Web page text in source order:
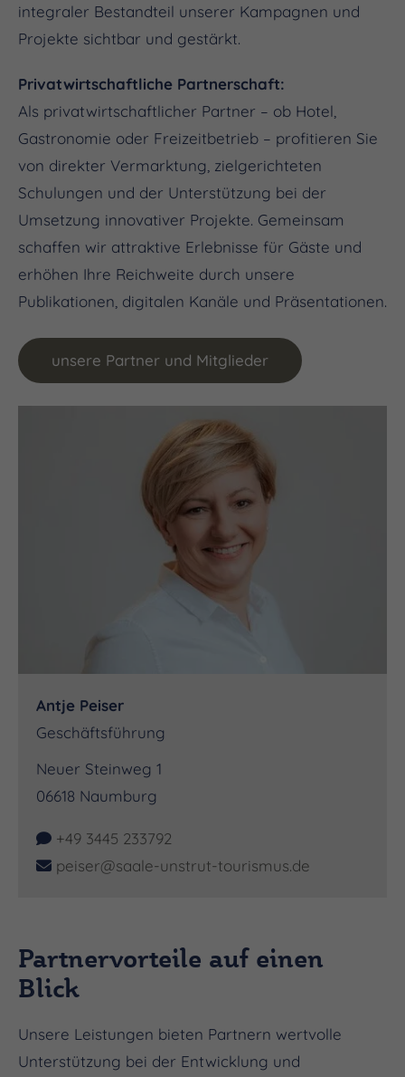
integraler Bestandteil unserer Kampagnen und
Projekte sichtbar und gestärkt.
Privatwirtschaftliche Partnerschaft:
Als privatwirtschaftlicher Partner – ob Hotel,
Gastronomie oder Freizeitbetrieb – profitieren Sie
von direkter Vermarktung, zielgerichteten
Schulungen und der Unterstützung bei der
Umsetzung innovativer Projekte. Gemeinsam
schaffen wir attraktive Erlebnisse für Gäste und
erhöhen Ihre Reichweite durch unsere
Publikationen, digitalen Kanäle und Präsentationen.
unsere Partner und Mitglieder
Antje Peiser
Geschäftsführung
Neuer Steinweg 1
06618 Naumburg
+49 3445 233792
peiser@saale-unstrut-tourismus.de
Partnervorteile auf einen
Blick
Unsere Leistungen bieten Partnern wertvolle
Unterstützung bei der Entwicklung und